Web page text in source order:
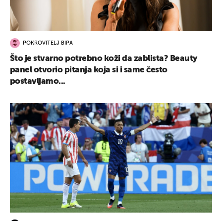
POKROVITELJ BIPA
Što je stvarno potrebno koži da zablista? Beauty
panel otvorio pitanja koja si i same često
postavljamo...